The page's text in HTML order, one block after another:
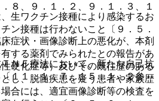
生ワクチン接種により感染するお
ン接種は行わないこと〔９．５．
ＮＦ療法において、新たな自己抗
１１．１．７、１５．１．２参
８、９．１．２、９．１．３、１
症状・画像診断上の悪化が、本剤
する薬剤でみられたとの報告があ
硬化症等）及びその既往歴のある
し、脱髄疾患を疑う患者や家族歴
合には、適宜画像診断等の検査を